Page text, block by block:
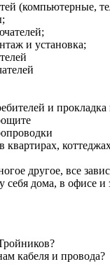
(компьютерные,
и установка;
и прокладка
другое, все
дома, в офисе
кабеля и провода?